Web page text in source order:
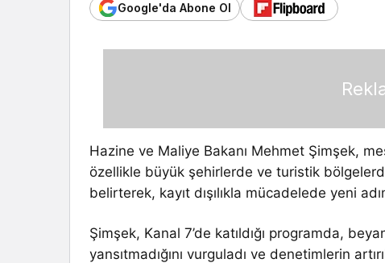
Google'da Abone Ol
Hazine ve Maliye Bakanı Mehmet Şimşek,
özellikle büyük şehirlerde ve turistik
belirterek, kayıt dışılıkla mücadelede yeni
Şimşek, Kanal 7’de katıldığı programda,
yansıtmadığını vurguladı ve denetimlerin